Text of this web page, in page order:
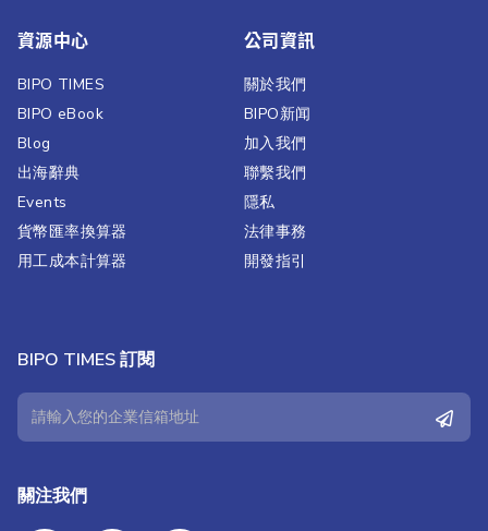
資源中心
BIPO TIMES
BIPO eBook
Blog
出海辭典
Events
貨幣匯率換算器
用工成本計算器
公司資訊
關於我們
BIPO新闻​
加入我們
聯繫我們​
隱私
法律事務
開發指引
BIPO TIMES 訂閱
關注我們